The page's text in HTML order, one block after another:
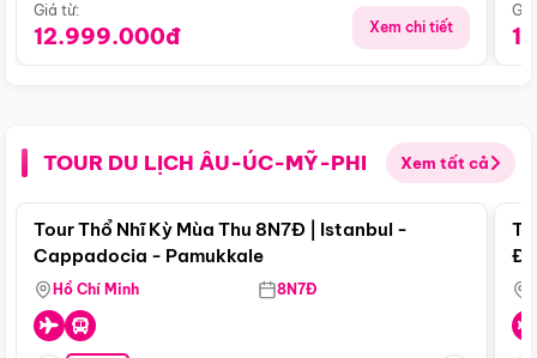
Giá từ:
12.999.000đ Xem chi tiết
TOUR DU LỊCH ÂU-ÚC-MỸ-PHI Xem tất cả
Điểm nổi bật
Tour Thổ Nhĩ Kỳ Mùa Thu 8N7Đ | Istanbul -
Cappadocia - Pamukkale
Hồ Chí Minh 8N7Đ